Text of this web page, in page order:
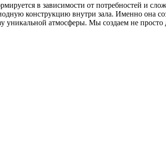
в зависимости от потребностей и
конструкцию внутри зала. Именно она
уникальной атмосферы. Мы создаем не